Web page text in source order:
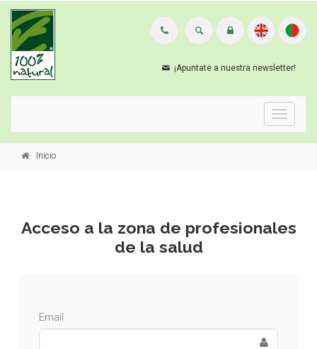
¡Apuntate a nuestra newsletter!
Menu
Inicio
Acceso a la zona de profesionales
de la salud
Email